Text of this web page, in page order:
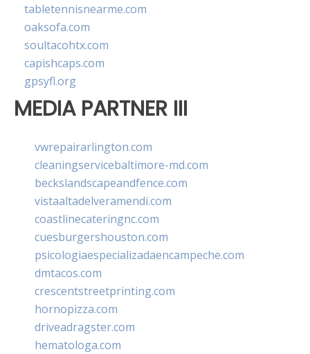
tabletennisnearme.com
oaksofa.com
soultacohtx.com
capishcaps.com
gpsyfl.org
MEDIA PARTNER III
vwrepairarlington.com
cleaningservicebaltimore-md.com
beckslandscapeandfence.com
vistaaltadelveramendi.com
coastlinecateringnc.com
cuesburgershouston.com
psicologiaespecializadaencampeche.com
dmtacos.com
crescentstreetprinting.com
hornopizza.com
driveadragster.com
hematologa.com